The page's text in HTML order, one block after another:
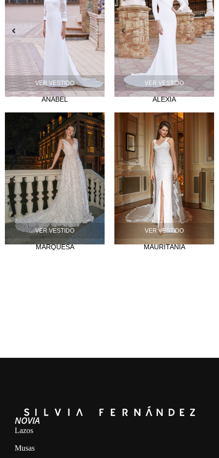
VER VESTIDO
ANABEL
VER VESTIDO
ALEXIA
VER VESTIDO
MARQUESA
VER VESTIDO
MAURITANIA
NOVIA
Lazos
Musas